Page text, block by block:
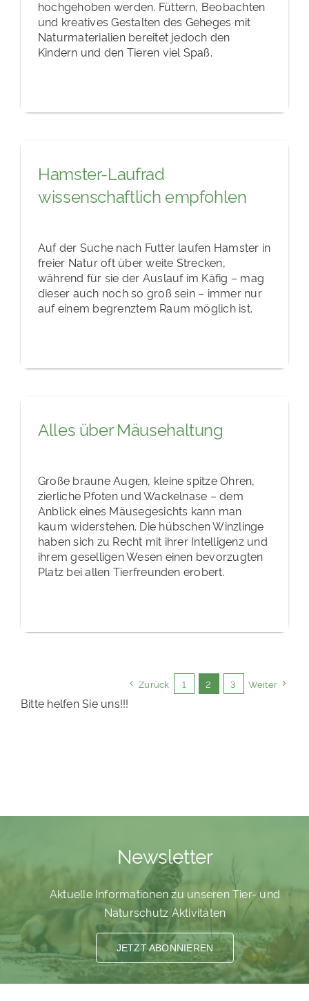
hochgehoben werden. Füttern, Beobachten
und kreatives Gestalten des Geheges mit
Naturmaterialien bereitet jedoch den
Kindern und den Tieren viel Spaß.
Hamster-Laufrad
wissenschaftlich empfohlen
Auf der Suche nach Futter laufen Hamster in
freier Natur oft über weite Strecken,
während für sie der Auslauf im Käfig – mag
dieser auch noch so groß sein – immer nur
auf einem begrenztem Raum möglich ist.
Alles über Mäusehaltung
Große braune Augen, kleine spitze Ohren,
zierliche Pfoten und Wackelnase – dem
Anblick eines Mäusegesichts kann man
kaum widerstehen. Die hübschen Winzlinge
haben sich zu Recht mit ihrer Intelligenz und
ihrem geselligen Wesen einen bevorzugten
Platz bei allen Tierfreunden erobert.
Zurück 1 2 3 Weiter
Bitte helfen Sie uns!!!
Newsletter
Aktuelle Informationen zu unseren Tier- und
Naturschutz Aktivitäten
JETZT ABONNIEREN